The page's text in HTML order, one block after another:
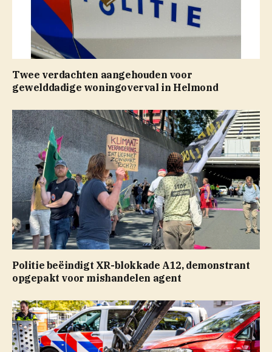
Twee verdachten aangehouden voor
gewelddadige woningoverval in Helmond
Politie beëindigt XR-blokkade A12, demonstrant
opgepakt voor mishandelen agent